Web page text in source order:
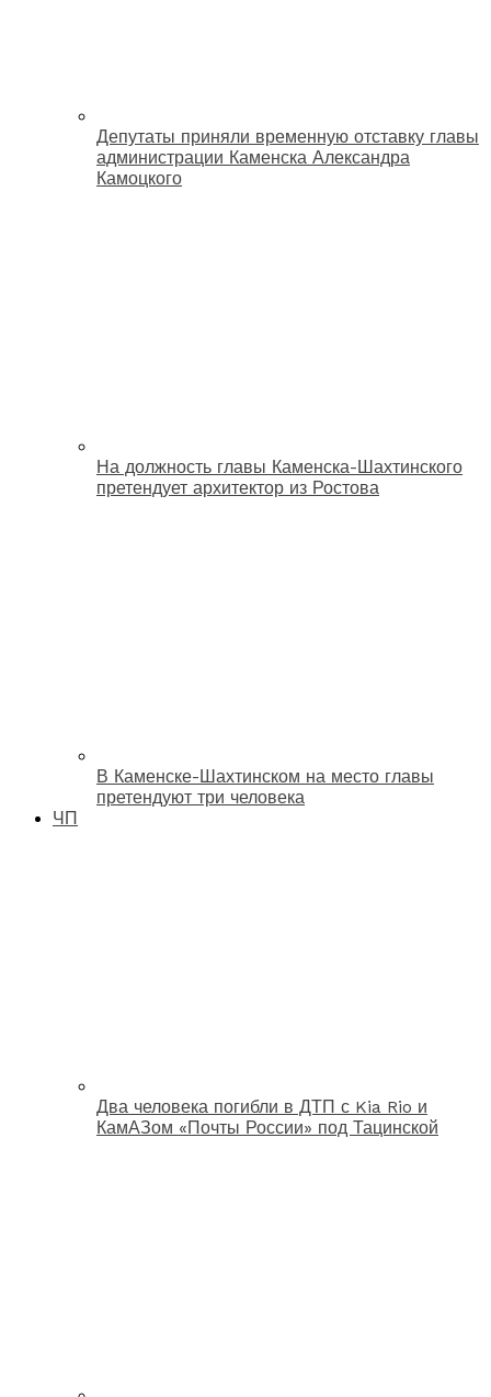
Депутаты приняли временную отставку главы
администрации Каменска Александра
Камоцкого
На должность главы Каменска-Шахтинского
претендует архитектор из Ростова
В Каменске-Шахтинском на место главы
претендуют три человека
ЧП
Два человека погибли в ДТП с Kia Rio и
КамАЗом «Почты России» под Тацинской